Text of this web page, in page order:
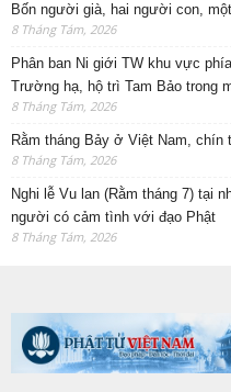
Bốn người già, hai người con,
8 Tháng Tám, 2026
Phân ban Ni giới TW khu vực
Trường hạ, hộ trì Tam Bảo trong
8 Tháng Tám, 2026
Rằm tháng Bảy ở Việt Nam, chín
8 Tháng Tám, 2026
Nghi lễ Vu lan (Rằm tháng 7) tại
người có cảm tình với đạo Phật
8 Tháng Tám, 2026